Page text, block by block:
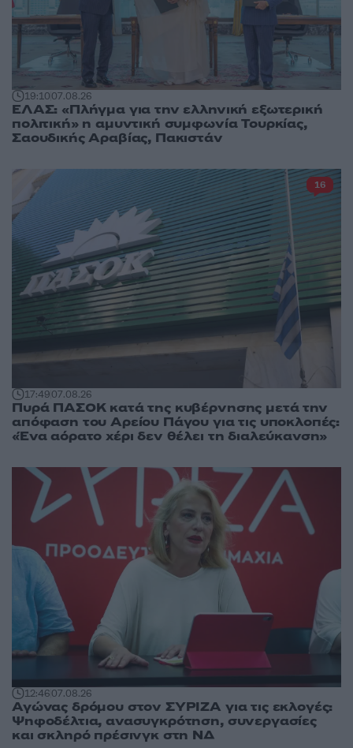
19:1007.08.26
ΕΛΑΣ: «Πλήγμα για την ελληνική εξωτερική
πολιτική» η αμυντική συμφωνία Τουρκίας,
Σαουδικής Αραβίας, Πακιστάν
17:4907.08.26
Πυρά ΠΑΣΟΚ κατά της κυβέρνησης μετά την
απόφαση του Αρείου Πάγου για τις υποκλοπές:
«Ένα αόρατο χέρι δεν θέλει τη διαλεύκανση»
16
12:4607.08.26
Αγώνας δρόμου στον ΣΥΡΙΖΑ για τις εκλογές:
Ψηφοδέλτια, ανασυγκρότηση, συνεργασίες
και σκληρό πρέσινγκ στη ΝΔ